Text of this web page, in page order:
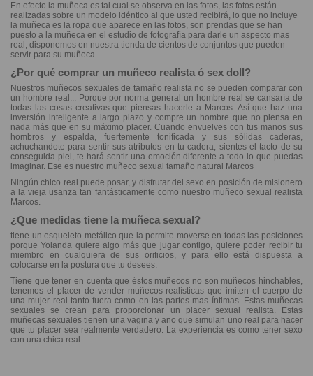
En efecto la muñeca es tal cual se observa en las fotos, las fotos están
realizadas sobre un modelo idéntico al que usted recibirá, lo que no incluye
la muñeca es la ropa que aparece en las fotos, son prendas que se han
puesto a la muñeca en el estudio de fotografía para darle un aspecto mas
real, disponemos en nuestra tienda de cientos de conjuntos que pueden
servir para su muñeca.
¿Por qué comprar un muñeco realista ó sex doll?
Nuestros muñecos sexuales de tamaño realista no se pueden comparar con
un hombre real... Porque por norma general un hombre real se cansaría de
todas las cosas creativas que piensas hacerle a Marcos. Así que haz una
inversión inteligente a largo plazo y compre un hombre que no piensa en
nada más que en su máximo placer. Cuando envuelves con tus manos sus
hombros y espalda, fuertemente tonificada y sus sólidas caderas,
achuchandote para sentir sus atributos en tu cadera, sientes el tacto de su
conseguida piel, te hará sentir una emoción diferente a todo lo que puedas
imaginar. Ese es nuestro muñeco sexual tamaño natural Marcos
Ningún chico real puede posar, y disfrutar del sexo en posición de misionero
a la vieja usanza tan fantásticamente como nuestro muñeco sexual realista
Marcos.
¿Que medidas tiene la muñeca sexual?
tiene un esqueleto metálico que la permite moverse en todas las posiciones
porque Yolanda quiere algo más que jugar contigo, quiere poder recibir tu
miembro en cualquiera de sus orificios, y para ello está dispuesta a
colocarse en la postura que tu desees.
Tiene que tener en cuenta que éstos muñecos no son muñecos hinchables,
tenemos el placer de vender muñecos realísticas que imiten el cuerpo de
una mujer real tanto fuera como en las partes mas íntimas. Estas muñecas
sexuales se crean para proporcionar un placer sexual realista. Estas
muñecas sexuales tienen una vagina y ano que simulan uno real para hacer
que tu placer sea realmente verdadero. La experiencia es como tener sexo
con una chica real.